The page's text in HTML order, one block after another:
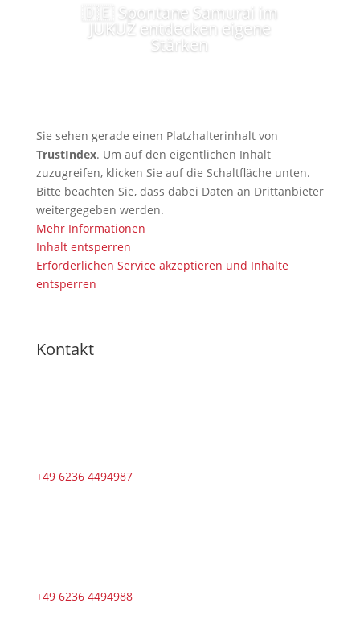
🇩🇪 Spontane Samurai im
JUKUZ entdecken eigene
Stärken
Sie sehen gerade einen Platzhalterinhalt von
TrustIndex. Um auf den eigentlichen Inhalt
zuzugreifen, klicken Sie auf die Schaltfläche unten.
Bitte beachten Sie, dass dabei Daten an Drittanbieter
weitergegeben werden.
Mehr Informationen
Inhalt entsperren
Erforderlichen Service akzeptieren und Inhalte
entsperren
Kontakt
+49 6236 4494987
+49 6236 4494988